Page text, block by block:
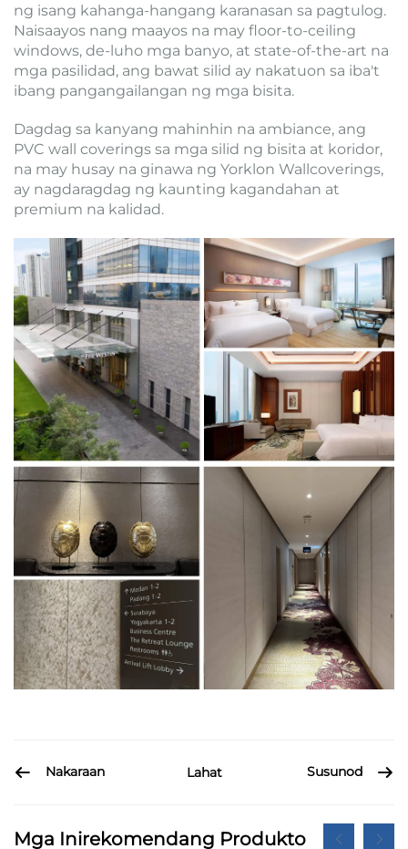
ng isang kahanga-hangang karanasan sa pagtulog.
Naisaayos nang maayos na may floor-to-ceiling
windows, de-luho mga banyo, at state-of-the-art na
mga pasilidad, ang bawat silid ay nakatuon sa iba't
ibang pangangailangan ng mga bisita.
Dagdag sa kanyang mahinhin na ambiance, ang
PVC wall coverings sa mga silid ng bisita at koridor,
na may husay na ginawa ng Yorklon Wallcoverings,
ay nagdaragdag ng kaunting kagandahan at
premium na kalidad.
Nakaraan Lahat Susunod
Mga Inirekomendang Produkto